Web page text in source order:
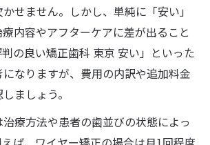
せません。しかし、単純に「安い」
内容やアフターケアに差が出ること
の良い矯正歯科 東京 安い」といった
なりますが、費用の内訳や追加料金
ましょう。
療方法や患者の歯並びの状態によっ